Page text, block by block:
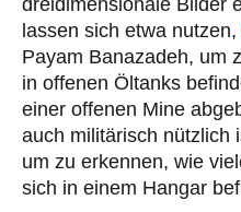
lassen sich etwa nutzen,
Payam Banazadeh, um
in offenen Öltanks
einer offenen Mine
auch militärisch nützlich
um zu erkennen, wie
sich in einem Hangar